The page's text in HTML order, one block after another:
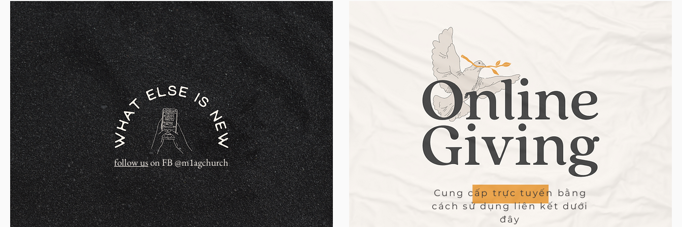
follow uson FB @m1agchurch
Cung cấp trực tuyến bằng
cách sử dụng liên kết dưới
đây